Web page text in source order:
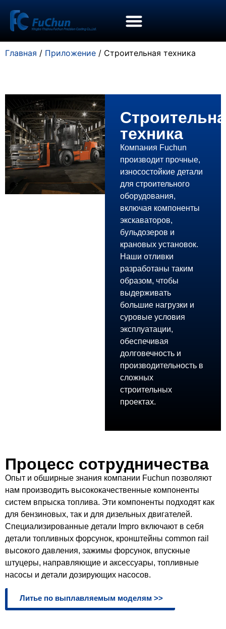
Главная / Приложение / Строительная техника
техника
Компания Fuchun
производит прочные,
износостойкие детали
для строительного
оборудования,
включая компоненты
экскаваторов,
бульдозеров и
крановых установок.
Наши отливки
разработаны таким
образом, чтобы
выдерживать
большие нагрузки и
суровые условия
эксплуатации,
обеспечивая
долговечность и
производительность в
сложных
строительных
проектах.
Процесс сотрудничества
Опыт и обширные знания компании Fuchun позволяют
нам производить высококачественные компоненты
систем впрыска топлива. Эти компоненты подходят как
для бензиновых, так и для дизельных двигателей.
Специализированные детали Impro включают в себя
детали топливных форсунок, кронштейны common rail
высокого давления, зажимы форсунок, впускные
штуцеры, направляющие и аксессуары, топливные
насосы и детали дозирующих насосов.
Литье по выплавляемым моделям >>